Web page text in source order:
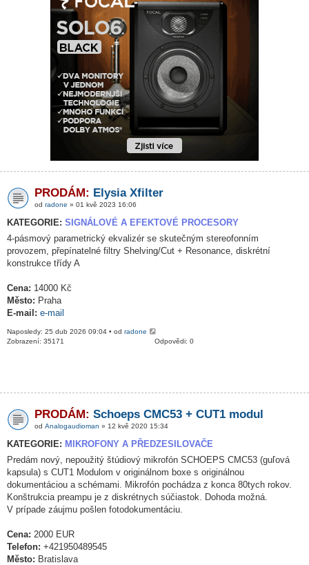
PRODÁM: Elysia Xfilter
od radone » 01 kvě 2023 16:06
KATEGORIE: SIGNÁLOVÉ A EFEKTOVÉ PROCESORY
4-pásmový parametrický ekvalizér se skutečným stereofonním
provozem, přepínatelné filtry Shelving/Cut + Resonance, diskrétní
konstrukce třídy A
Cena: 14000 Kč
Město: Praha
E-mail: e-mail
Naposledy: 25 dub 2026 09:04 • od radone
Odpovědi: 0
Zobrazení: 35171
PRODÁM: Schoeps CMC53 + CUT1 modul
od Analogaudioman » 12 kvě 2020 15:34
KATEGORIE: MIKROFONY A PŘEDZESILOVAČE
Predám nový, nepoužitý štúdiový mikrofón SCHOEPS CMC53 (guľová
kapsula) s CUT1 Modulom v originálnom boxe s originálnou
dokumentáciou a schémami. Mikrofón pochádza z konca 80tych rokov.
Konštrukcia preampu je z diskrétnych súčiastok. Dohoda možná.
V prípade záujmu pošlen fotodokumentáciu.
Cena: 2000 EUR
Telefon: +421950489545
Město: Bratislava